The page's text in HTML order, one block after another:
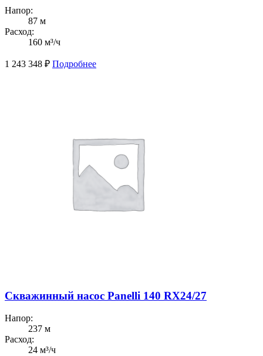
Напор:
87 м
Расход:
160 м³/ч
1 243 348 ₽ Подробнее
Скважинный насос Panelli 140 RX24/27
Напор:
237 м
Расход:
24 м³/ч